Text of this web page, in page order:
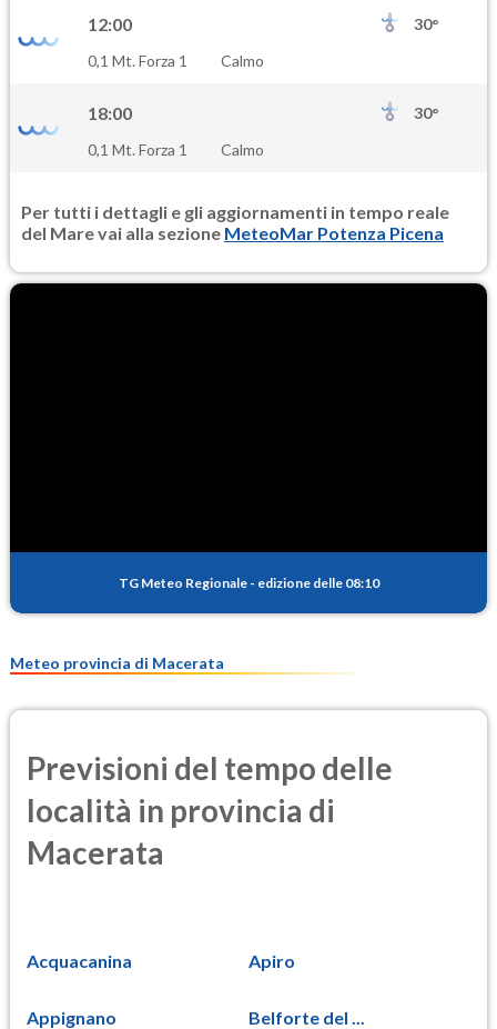
12:00
30°
0,1 Mt. Forza 1
Calmo
18:00
30°
0,1 Mt. Forza 1
Calmo
Per tutti i dettagli e gli aggiornamenti in tempo reale
del Mare vai alla sezione MeteoMar Potenza Picena
TG Meteo Regionale - edizione delle 08:10
Meteo provincia di Macerata
Previsioni del tempo delle
località in provincia di
Macerata
Acquacanina Apiro
Appignano Belforte del ...